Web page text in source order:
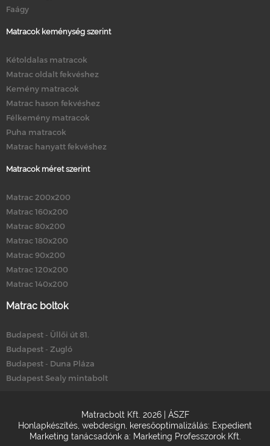
Faágy
Matracok keménység szerint
Kétoldalas matracok
Matrac oldalt fekvéshez
Kemény matracok
Matrac hason fekvéshez
Félkemény matracok
Puha matracok
Matrac hanyatt fekvéshez
Matracok méret szerint
Matrac 200x200
Matrac 160x200
Matrac 80x200
Matrac 180x200
Matrac 90x200
Matrac 120x200
Matrac 140x200
Matrac boltok
Budapest - Üllői út 81.
Budapest - Zugló
Budapest - Duna Pláza
Budapest Sealy mintabolt
Matracbolt Kft. 2026 | ÁSZF
Honlapkészítés webdesign keresőoptimalizálás: Expedient
Marketing tanácsadónk a: Marketing Professzorok Kft.